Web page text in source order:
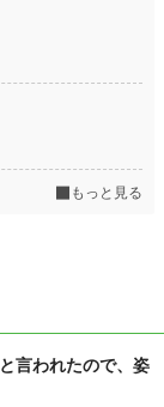
もっと見る
言われたので、姿